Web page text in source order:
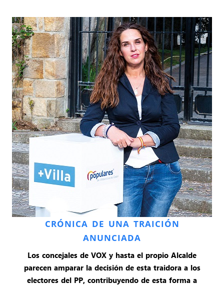
CRÓNICA DE UNA TRAICIÓN
ANUNCIADA
Los concejales de VOX y hasta el propio Alcalde
parecen amparar la decisión de esta traidora a los
electores del PP, contribuyendo de esta forma a